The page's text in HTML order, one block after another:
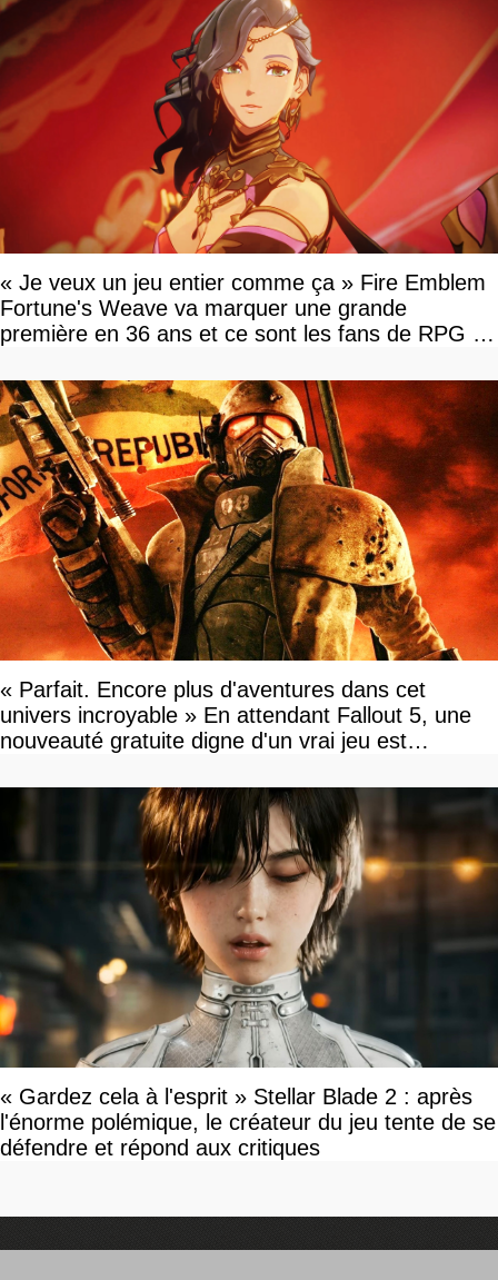
« Je veux un jeu entier comme ça » Fire Emblem
Fortune's Weave va marquer une grande
première en 36 ans et ce sont les fans de RPG en
« Parfait. Encore plus d'aventures dans cet
univers incroyable » En attendant Fallout 5, une
nouveauté gratuite digne d'un vrai jeu est
« Gardez cela à l'esprit » Stellar Blade 2 : après
l'énorme polémique, le créateur du jeu tente de se
défendre et répond aux critiques